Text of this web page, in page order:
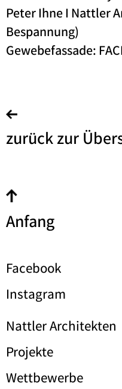
Peter Ihne I Nattler
Bespannung)
Gewebefassade:
zurück zur
Anfang
Facebook
Instagram
Nattler Architekten
Projekte
Wettbewerbe